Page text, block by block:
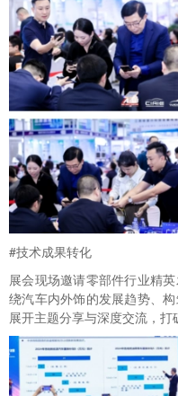
#技术成果转化
展会现场邀请零部件行业精
绕汽车内外饰的发展趋势、
展开主题分享与深度交流，打